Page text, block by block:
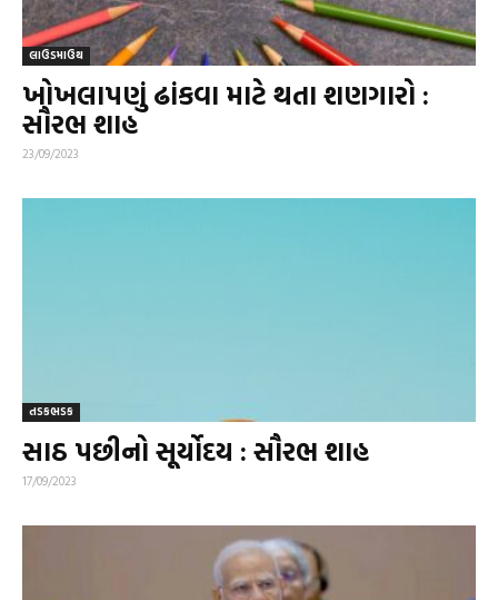
લાઉડમાઉથ
ખોખલાપણું ઢાંકવા માટે થતા શણગારો :
સૌરભ શાહ
23/09/2023
તડકભડક
સાઠ પછીનો સૂર્યોદય : સૌરભ શાહ
17/09/2023